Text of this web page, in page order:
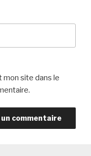
mon site dans le